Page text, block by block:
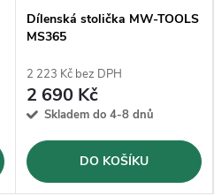
Dílenská stolička MW-TOOLS
MS365
2 223 Kč bez DPH
2 690 Kč
Skladem do 4-8 dnů
DO KOŠÍKU